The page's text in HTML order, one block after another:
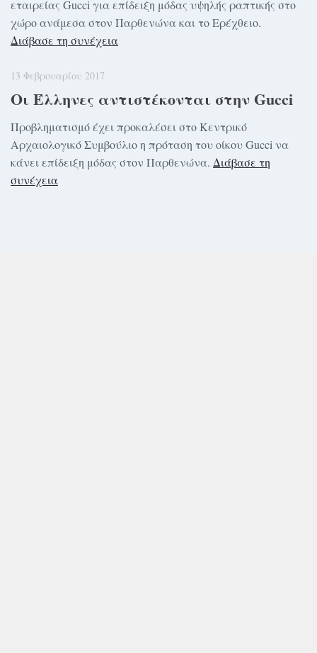
εταιρείας Gucci για επίδειξη μόδας υψηλής ραπτικής στο
χώρο ανάμεσα στον Παρθενώνα και το Ερέχθειο.
Διάβασε τη συνέχεια
13 Φεβρουαρίου 2017
Οι Έλληνες αντιστέκονται στην Gucci
Προβληματισμό έχει προκαλέσει στο Κεντρικό
Αρχαιολογικό Συμβούλιο η πρόταση του οίκου Gucci να
κάνει επίδειξη μόδας στον Παρθενώνα. Διάβασε τη
συνέχεια